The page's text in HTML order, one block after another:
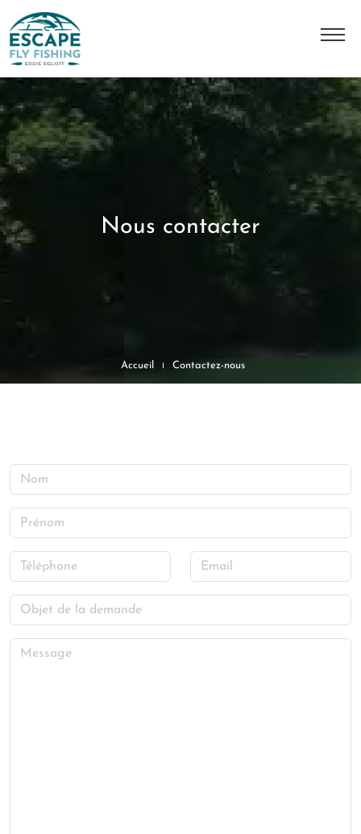
A Propos
L'histoire
Notre équipe
Nos séjours Nous contacter
Accueil Contactez-nous